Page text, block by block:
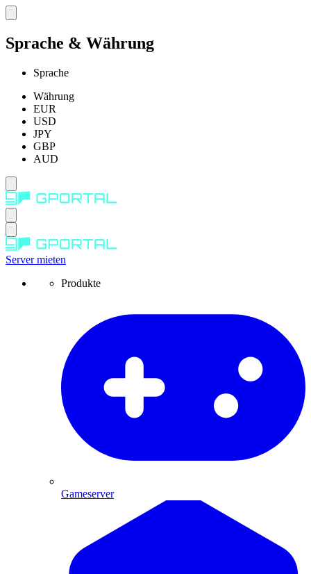
Sprache & Währung
Sprache
Währung
EUR
USD
JPY
GBP
AUD
Server mieten
Produkte
Gameserver